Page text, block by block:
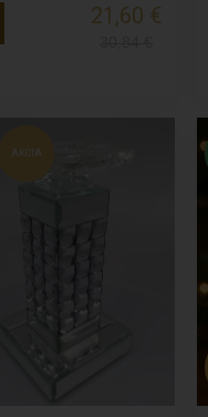
21,60 €
AKCIA